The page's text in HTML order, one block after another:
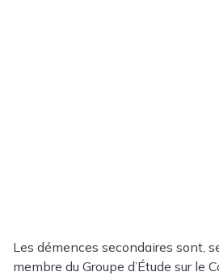
Les démences secondaires sont,
membre du Groupe d’Étude sur le